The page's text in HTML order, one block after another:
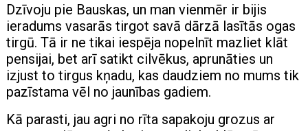
Dzīvoju pie Bauskas, un man vienmēr ir bijis
ieradums vasarās tirgot savā dārzā lasītās ogas
tirgū. Tā ir ne tikai iespēja nopelnīt mazliet klāt
pensijai, bet arī satikt cilvēkus, aprunāties un
izjust to tirgus kņadu, kas daudziem no mums tik
pazīstama vēl no jaunības gadiem.
Kā parasti, jau agri no rīta sapakoju grozus ar